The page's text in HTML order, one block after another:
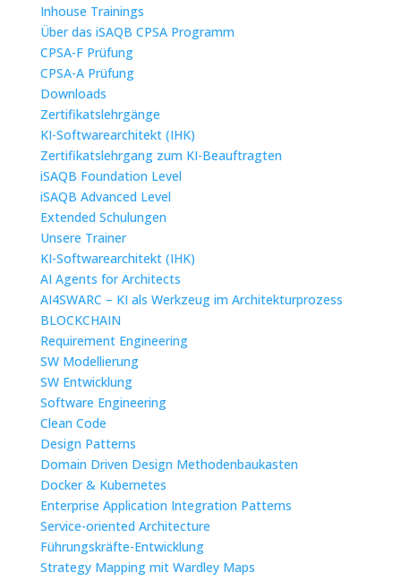
Inhouse Trainings
Über das iSAQB CPSA Programm
CPSA-F Prüfung
CPSA-A Prüfung
Downloads
Zertifikatslehrgänge
KI-Softwarearchitekt (IHK)
Zertifikatslehrgang zum KI-Beauftragten
iSAQB Foundation Level
iSAQB Advanced Level
Extended Schulungen
Unsere Trainer
KI-Softwarearchitekt (IHK)
AI Agents for Architects
AI4SWARC – KI als Werkzeug im Architekturprozess
BLOCKCHAIN
Requirement Engineering
SW Modellierung
SW Entwicklung
Software Engineering
Clean Code
Design Patterns
Domain Driven Design Methodenbaukasten
Docker & Kubernetes
Enterprise Application Integration Patterns
Service-oriented Architecture
Führungskräfte-Entwicklung
Strategy Mapping mit Wardley Maps